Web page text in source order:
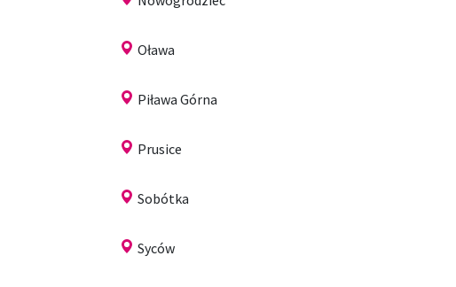
Oława
Piława Górna
Prusice
Sobótka
Syców